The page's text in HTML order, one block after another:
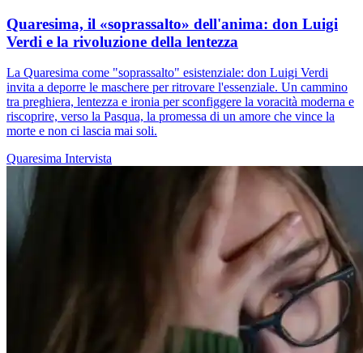
Quaresima, il «soprassalto» dell'anima: don Luigi
Verdi e la rivoluzione della lentezza
La Quaresima come "soprassalto" esistenziale: don Luigi Verdi
invita a deporre le maschere per ritrovare l'essenziale. Un cammino
tra preghiera, lentezza e ironia per sconfiggere la voracità moderna e
riscoprire, verso la Pasqua, la promessa di un amore che vince la
morte e non ci lascia mai soli.
Quaresima Intervista